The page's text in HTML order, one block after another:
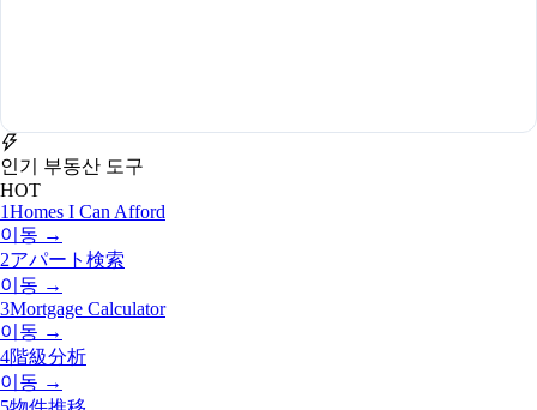
인기 부동산 도구
HOT
1Homes I Can Afford
이동 →
2アパート検索
이동 →
3Mortgage Calculator
이동 →
4階級分析
이동 →